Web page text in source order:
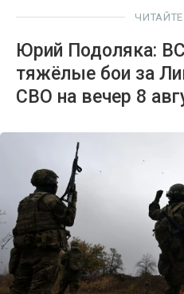
Юрий Подоляка:
тяжёлые бои за
СВО на вечер 8